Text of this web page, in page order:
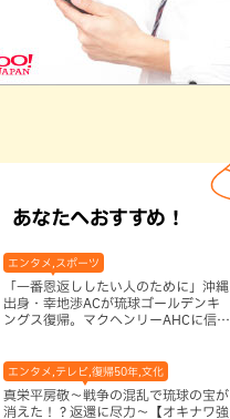
あなたへおすすめ！
「一番恩返ししたい人のために」沖縄
出身・幸地渉ACが琉球ゴールデンキ
ングス復帰。マクヘンリーAHCに信頼
エンタメ,スポーツ
真栄平房敬～戦争の混乱で琉球の宝が
消えた！？返還に尽力～【オキナワ強
エンタメ,テレビ,復帰50年,文化